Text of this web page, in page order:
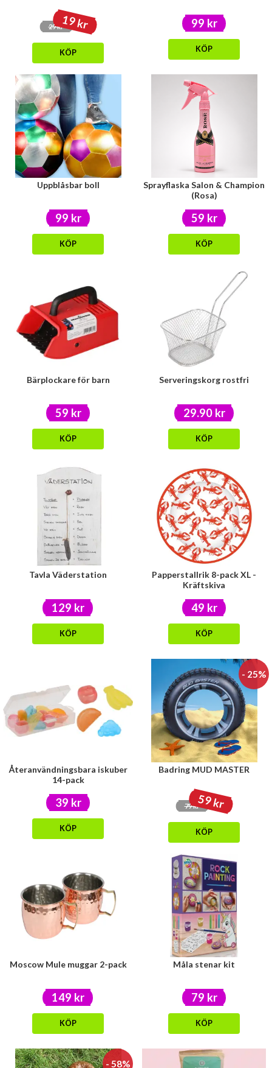
29 kr19 kr
KÖP
99 kr
KÖP
Uppblåsbar boll
99 kr
KÖP
Sprayflaska Salon & Champion
(Rosa)
59 kr
KÖP
Bärplockare för barn
59 kr
KÖP
Serveringskorg rostfri
29.90 kr
KÖP
Tavla Väderstation
129 kr
KÖP
Papperstallrik 8-pack XL -
Kräftskiva
49 kr
KÖP
Återanvändningsbara iskuber
14-pack
39 kr
KÖP
- 25%
Badring MUD MASTER
79 kr59 kr
KÖP
Moscow Mule muggar 2-pack
149 kr
KÖP
Måla stenar kit
79 kr
KÖP
- 58%